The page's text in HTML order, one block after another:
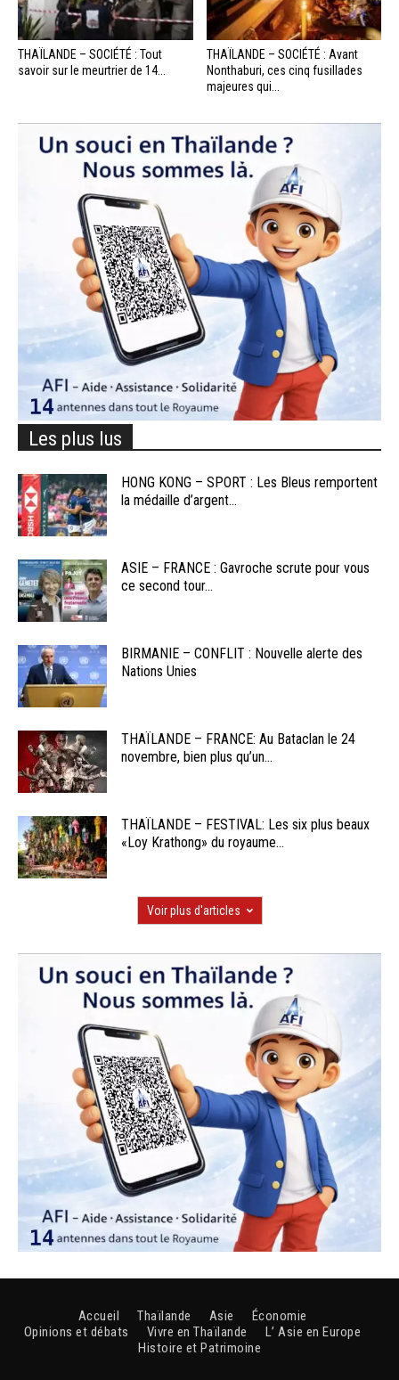
THAÏLANDE – SOCIÉTÉ : Tout
savoir sur le meurtrier de 14...
THAÏLANDE – SOCIÉTÉ : Avant
Nonthaburi, ces cinq fusillades
majeures qui...
Les plus lus
HONG KONG – SPORT : Les Bleus remportent
la médaille d’argent...
ASIE – FRANCE : Gavroche scrute pour vous
ce second tour...
BIRMANIE – CONFLIT : Nouvelle alerte des
Nations Unies
THAÏLANDE – FRANCE: Au Bataclan le 24
novembre, bien plus qu’un...
THAÏLANDE – FESTIVAL: Les six plus beaux
«Loy Krathong» du royaume...
Voir plus d'articles
Accueil Thaïlande Asie
Économie
Opinions et débats
Vivre en Thaïlande
L’ Asie en Europe
Histoire et Patrimoine